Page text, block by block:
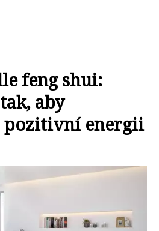
feng shui:
aby
energii